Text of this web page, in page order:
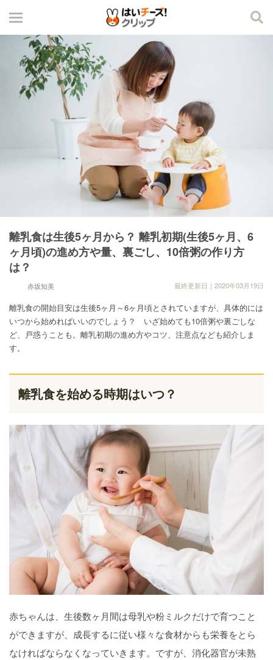
離乳食は生後5ヶ月から？ 離乳初期(生後5ヶ月、6
ヶ月頃)の進め方や量、裏ごし、10倍粥の作り方
は？
赤坂知美 最終更新日｜2020年03月19日
離乳食の開始目安は生後5ヶ月～6ヶ月頃とされていますが、具体的には
いつから始めればいいのでしょう？ いざ始めても10倍粥や裏ごしな
ど、戸惑うことも。離乳初期の進め方やコツ、注意点なども紹介しま
す。
離乳食を始める時期はいつ？
赤ちゃんは、生後数ヶ月間は母乳や粉ミルクだけで育つこと
ができますが、成長するに従い様々な食材からも栄養をとら
なければならなくなっていきます。ですが、消化器官が未熟